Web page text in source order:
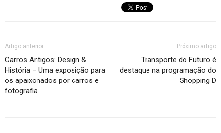
Artigo anterior
Carros Antigos: Design &
História – Uma exposição para
os apaixonados por carros e
fotografia
Próximo artigo
Transporte do Futuro é
destaque na programação do
Shopping D